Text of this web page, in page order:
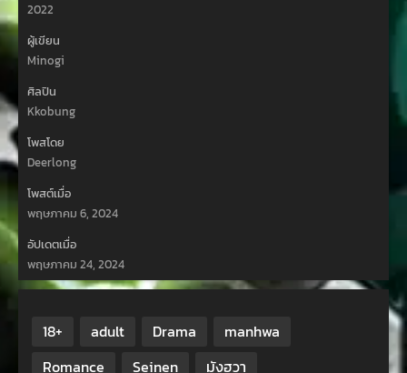
2022
ผู้เขียน
Minogi
ศิลปิน
Kkobung
โพสโดย
Deerlong
โพสต์เมื่อ
พฤษภาคม 6, 2024
อัปเดตเมื่อ
พฤษภาคม 24, 2024
18+ adult Drama
manhwa
Romance
Seinen มังฮวา